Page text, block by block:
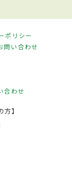
ポリシー
問い合わせ
合わせ
】